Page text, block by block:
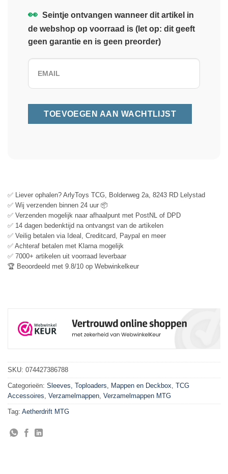
👀 Seintje ontvangen wanneer dit artikel in
de webshop op voorraad is (let op: dit geeft
geen garantie en is geen preorder)
✅ Liever ophalen? ArlyToys TCG, Bolderweg 2a, 8243 RD Lelystad
✅ Wij verzenden binnen 24 uur 📦
✅ Verzenden mogelijk naar afhaalpunt met PostNL of DPD
✅ 14 dagen bedenktijd na ontvangst van de artikelen
✅ Veilig betalen via Ideal, Creditcard, Paypal en meer
✅ Achteraf betalen met Klarna mogelijk
✅ 7000+ artikelen uit voorraad leverbaar
🏆 Beoordeeld met 9.8/10 op Webwinkelkeur
SKU: 074427386788
Categorieën: Sleeves, Toploaders, Mappen en Deckbox, TCG
Accessoires, Verzamelmappen, Verzamelmappen MTG
Tag: Aetherdrift MTG